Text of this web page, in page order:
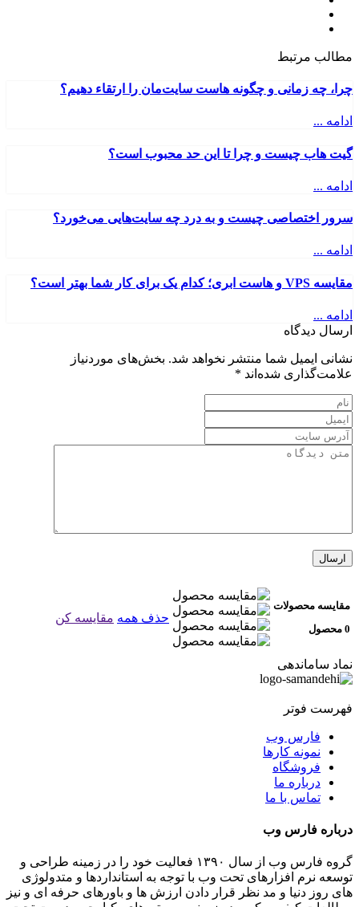
مطالب مرتبط
چرا، چه زمانی و چگونه هاست سایت‌مان را ارتقاء دهیم؟
ادامه ...
گیت هاب چیست و چرا تا این حد محبوب است؟
ادامه ...
سرور اختصاصی چیست و به درد چه سایت‌هایی می‌خورد؟
ادامه ...
مقایسه VPS و هاست ابری؛ کدام یک برای کار شما بهتر است؟
ادامه ...
ارسال دیدگاه
نشانی ایمیل شما منتشر نخواهد شد. بخش‌های موردنیاز
علامت‌گذاری شده‌اند *
مقایسه محصولات
0 محصول
حذف همه مقایسه کن
نماد ساماندهی
فهرست فوتر
فارس وب
نمونه کارها
فروشگاه
درباره ما
تماس با ما
درباره فارس وب
گروه فارس وب از سال ۱۳۹۰ فعالیت خود را در زمینه طراحی و
توسعه نرم افزارهای تحت وب با توجه به استانداردها و متدولوژی
های روز دنیا و مد نظر قرار دادن ارزش ها و باورهای حرفه ای و نیز